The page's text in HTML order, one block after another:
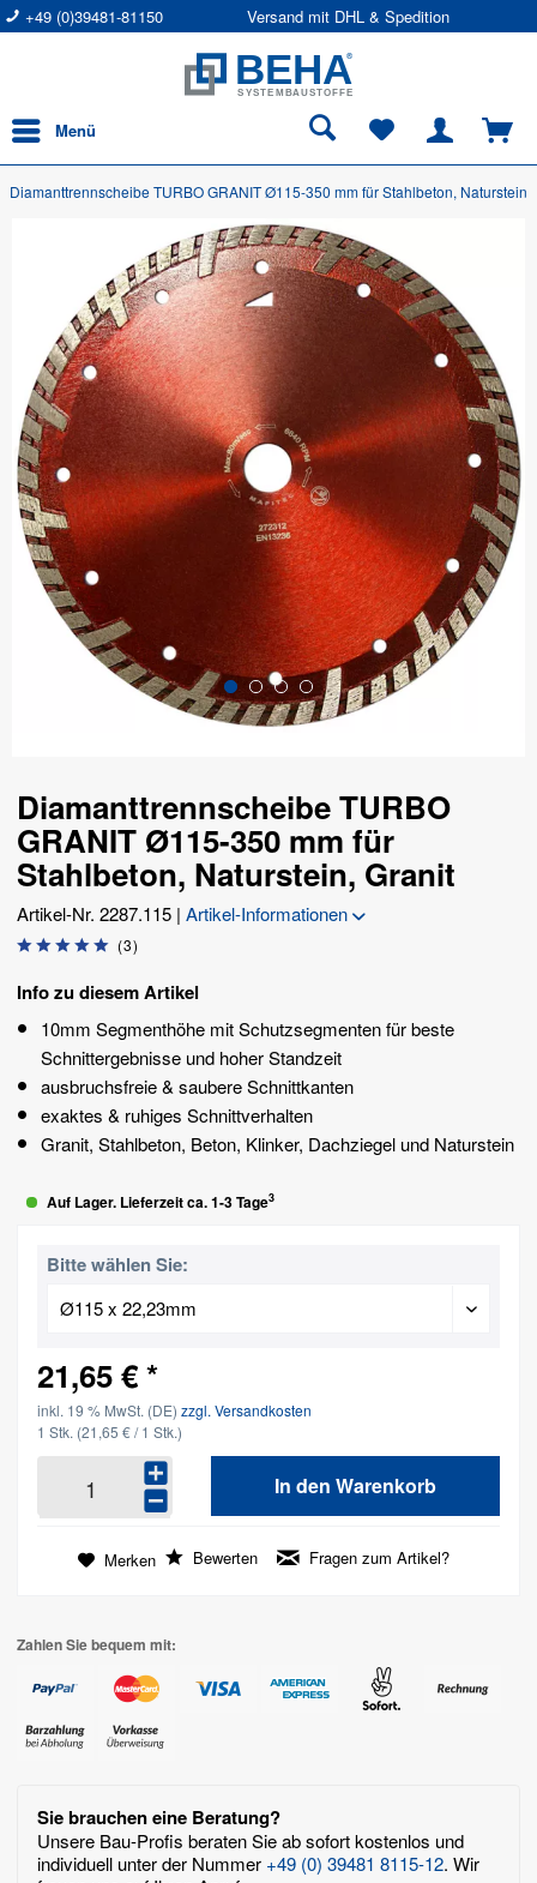
+49 (0)39481-81150 Versand mit DHL & Spedition
Menü
Diamanttrennscheibe TURBO GRANIT Ø115-350 mm für Stahlbeton, Naturstein,
Diamanttrennscheibe TURBO
GRANIT Ø115-350 mm für
Stahlbeton, Naturstein, Granit
Artikel-Nr. 2287.115 | Artikel-Informationen
(3)
Info zu diesem Artikel
10mm Segmenthöhe mit Schutzsegmenten für beste
Schnittergebnisse und hoher Standzeit
ausbruchsfreie & saubere Schnittkanten
exaktes & ruhiges Schnittverhalten
Granit, Stahlbeton, Beton, Klinker, Dachziegel und Naturstein
Auf Lager. Lieferzeit ca. 1-3 Tage3
Bitte wählen Sie:
21,65 € *
inkl. 19 % MwSt. (DE) zzgl. Versandkosten
1 Stk. (21,65 € / 1 Stk.)
In den Warenkorb
Merken Bewerten Fragen zum Artikel?
Zahlen Sie bequem mit:
Sie brauchen eine Beratung?
Unsere Bau-Profis beraten Sie ab sofort kostenlos und
individuell unter der Nummer +49 (0) 39481 8115-12. Wir